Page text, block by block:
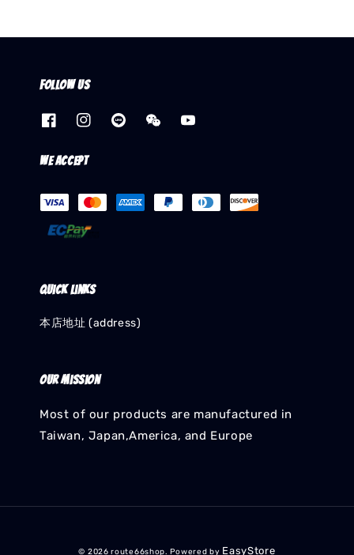
Follow us
We accept
Quick links
本店地址 (address)
Our mission
Most of our products are manufactured in
Taiwan, Japan,America, and Europe
© 2026 route66shop. Powered by EasyStore